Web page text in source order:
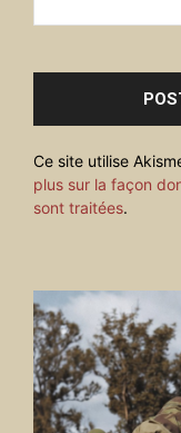
Ce site utilise
plus sur la façon
sont traitées.